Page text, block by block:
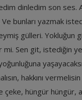
dinledim son ses.
bunları yazmak
gülleri. Yokluğun
Sen git, istediğin
hakkını
çeke, hüngür hüngür,